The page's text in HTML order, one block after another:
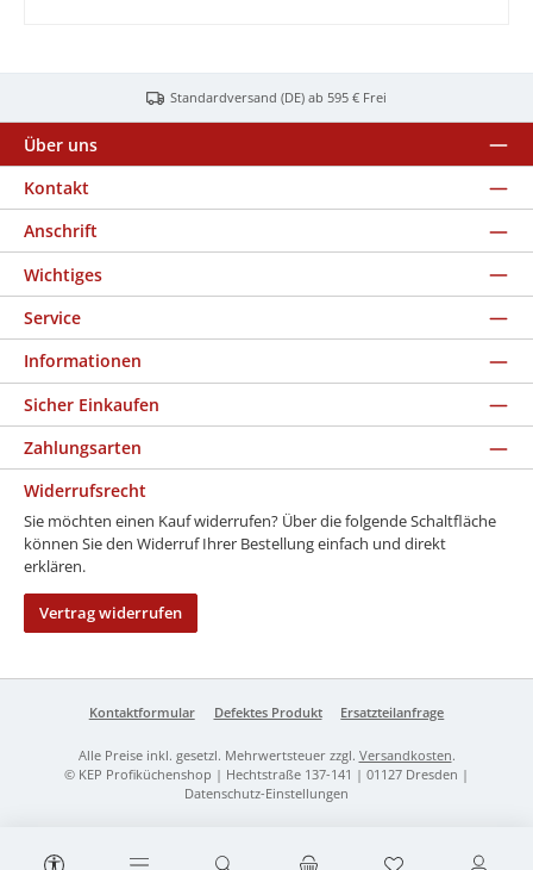
Du hast 0
Standardversand (DE) ab 595 € Frei
Über uns
Kontakt
Anschrift
Wichtiges
Service
Informationen
Sicher Einkaufen
Zahlungsarten
Widerrufsrecht
Sie möchten einen Kauf widerrufen? Über die folgende Schaltfläche
können Sie den Widerruf Ihrer Bestellung einfach und direkt
erklären.
Vertrag widerrufen
Kontaktformular Defektes Produkt Ersatzteilanfrage
Alle Preise inkl. gesetzl. Mehrwertsteuer zzgl. Versandkosten.
© KEP Profiküchenshop | Hechtstraße 137-141 | 01127 Dresden |
Datenschutz-Einstellungen